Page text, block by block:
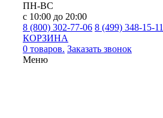
ПН-ВС
с 10:00 до 20:00
8 (800) 302-77-06 8 (499) 348-15-11
КОРЗИНА
0 товаров. Заказать звонок
Меню